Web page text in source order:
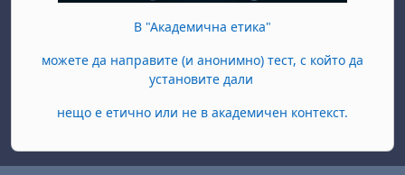
В "Академична етика"
можете да направите (и анонимно) тест, с който да
установите дали
нещо е етично или не в академичен контекст.